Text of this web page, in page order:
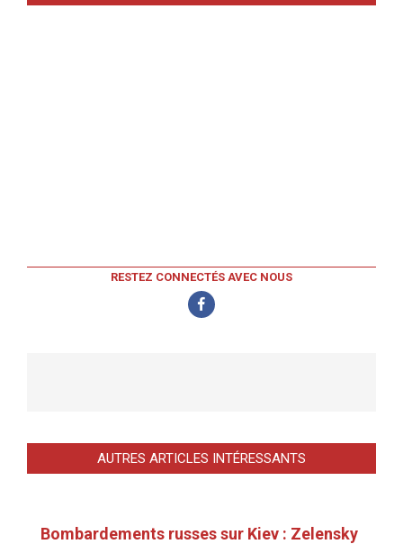
RESTEZ CONNECTÉS AVEC NOUS
AUTRES ARTICLES INTÉRESSANTS
Bombardements russes sur Kiev : Zelensky